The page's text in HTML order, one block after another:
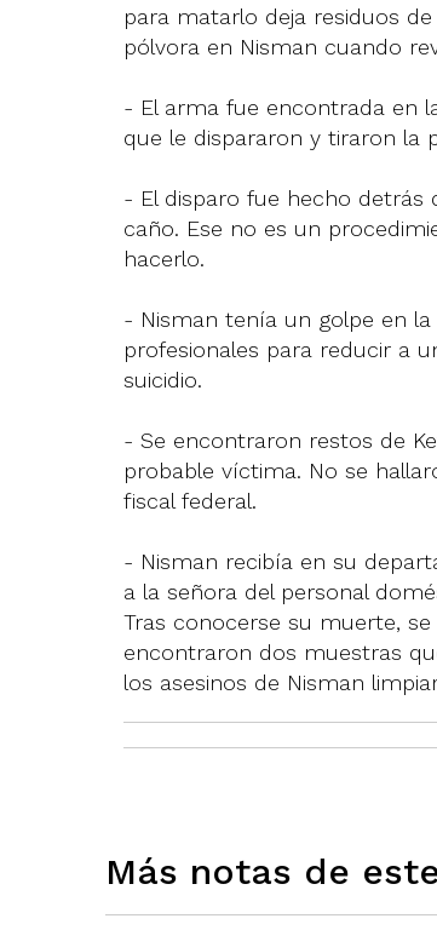
para matarlo deja residuos
pólvora en Nisman cuando
- El arma fue encontrada en
que le dispararon y tiraron la
- El disparo fue hecho detrás
caño. Ese no es un
hacerlo.
- Nisman tenía un golpe en
profesionales para reducir a
suicidio.
- Se encontraron restos de
probable víctima. No se
fiscal federal.
- Nisman recibía en su
a la señora del personal
Tras conocerse su muerte,
encontraron dos muestras
los asesinos de Nisman
Más notas de